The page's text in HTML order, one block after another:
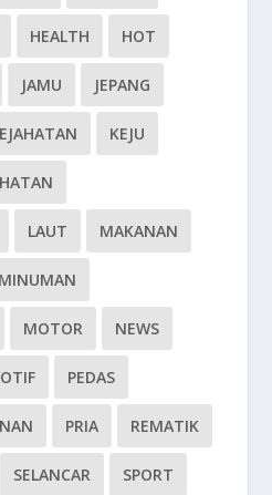
HEALTH HOT
JAMU JEPANG
KEJU
LAUT MAKANAN
MINUMAN
MOTOR NEWS
PEDAS
PRIA REMATIK
SELANCAR SPORT